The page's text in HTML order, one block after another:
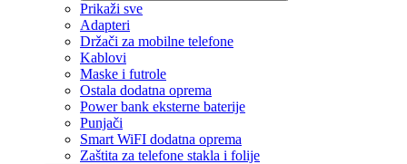
Prikaži svе
Adapteri
Držači za mobilne telefone
Kablovi
Maske i futrole
Ostala dodatna oprema
Power bank eksterne baterije
Punjači
Smart WiFI dodatna oprema
Zaštita za telefone stakla i folije